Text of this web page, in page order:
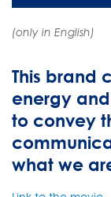
(only in English)
This brand
energy
to convey
what we